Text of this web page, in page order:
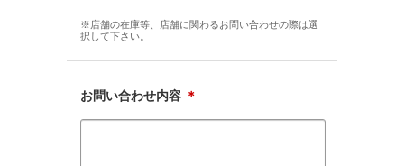
※店舗の在庫等、店舗に関わるお問い合わせの際は選
択して下さい。
お問い合わせ内容 ＊